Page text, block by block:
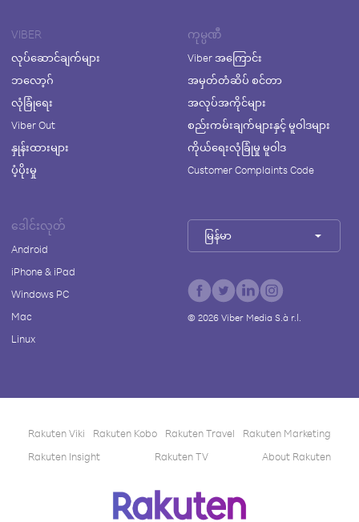
VIBER
လုပ်ဆောင်ချက်များ
ဘလော့ဂ်
လုံခြုံရေး
Viber Out
နှုန်းထားများ
ပံ့ပိုးမှု
ကုမ္ပဏီ
Viber အကြောင်း
အမှတ်တံဆိပ် စင်တာ
အလုပ်အကိုင်များ
စည်းကမ်းချက်များနှင့် မူဝါဒများ
ကိုယ်ရေးလုံခြုံမှု မူဝါဒ
Customer Complaints Code
ဒေါင်းလုတ်
Android
iPhone & iPad
Windows PC
Mac
Linux
မြန်မာ
© 2026Viber Media S.à r.l.
Rakuten Viki Rakuten Kobo Rakuten Travel
Rakuten Marketing
Rakuten Insight
Rakuten TV About Rakuten